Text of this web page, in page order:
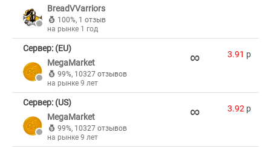
BreadVVarriors
100%, 1 отзыв
на рынке 1 год
Сервер: (EU)
MegaMarket
99%, 10327 отзывов
на рынке 9 лет
∞ 3.91 p
Сервер: (US)
MegaMarket
99%, 10327 отзывов
на рынке 9 лет
∞ 3.92 p